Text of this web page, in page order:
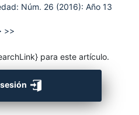
Núm. 26 (2016): Año 13
>>
para este artículo.